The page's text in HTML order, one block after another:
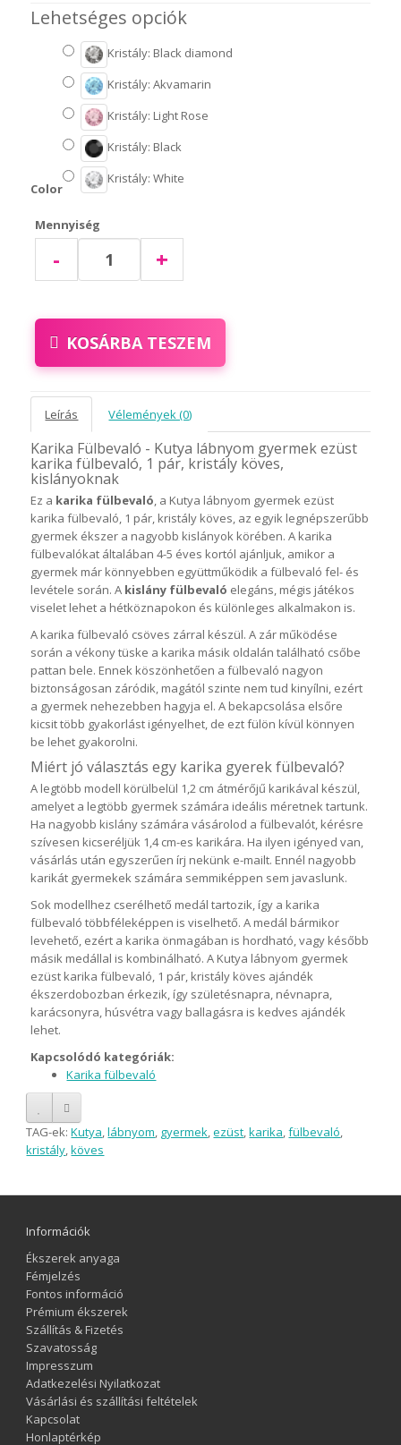
Lehetséges opciók
Color
Kristály: Black diamond
Kristály: Akvamarin
Kristály: Light Rose
Kristály: Black
Kristály: White
Mennyiség
- +
KOSÁRBA TESZEM
Leírás Vélemények (0)
Karika Fülbevaló - Kutya lábnyom gyermek ezüst
karika fülbevaló, 1 pár, kristály köves,
kislányoknak
Ez a karika fülbevaló, a Kutya lábnyom gyermek ezüst
karika fülbevaló, 1 pár, kristály köves, az egyik legnépszerűbb
gyermek ékszer a nagyobb kislányok körében. A karika
fülbevalókat általában 4-5 éves kortól ajánljuk, amikor a
gyermek már könnyebben együttműködik a fülbevaló fel- és
levétele során. A kislány fülbevaló elegáns, mégis játékos
viselet lehet a hétköznapokon és különleges alkalmakon is.
A karika fülbevaló csöves zárral készül. A zár működése
során a vékony tüske a karika másik oldalán található csőbe
pattan bele. Ennek köszönhetően a fülbevaló nagyon
biztonságosan záródik, magától szinte nem tud kinyílni, ezért
a gyermek nehezebben hagyja el. A bekapcsolása elsőre
kicsit több gyakorlást igényelhet, de ezt fülön kívül könnyen
be lehet gyakorolni.
Miért jó választás egy karika gyerek fülbevaló?
A legtöbb modell körülbelül 1,2 cm átmérőjű karikával készül,
amelyet a legtöbb gyermek számára ideális méretnek tartunk.
Ha nagyobb kislány számára vásárolod a fülbevalót, kérésre
szívesen kicseréljük 1,4 cm-es karikára. Ha ilyen igényed van,
vásárlás után egyszerűen írj nekünk e-mailt. Ennél nagyobb
karikát gyermekek számára semmiképpen sem javaslunk.
Sok modellhez cserélhető medál tartozik, így a karika
fülbevaló többféleképpen is viselhető. A medál bármikor
levehető, ezért a karika önmagában is hordható, vagy később
másik medállal is kombinálható. A Kutya lábnyom gyermek
ezüst karika fülbevaló, 1 pár, kristály köves ajándék
ékszerdobozban érkezik, így születésnapra, névnapra,
karácsonyra, húsvétra vagy ballagásra is kedves ajándék
lehet.
Kapcsolódó kategóriák:
Karika fülbevaló
TAG-ek:Kutya,lábnyom, gyermek,ezüst,karika,fülbevaló,
kristály,köves
Információk
Ékszerek anyaga
Fémjelzés
Fontos információ
Prémium ékszerek
Szállítás & Fizetés
Szavatosság
Impresszum
Adatkezelési Nyilatkozat
Vásárlási és szállítási feltételek
Kapcsolat
Honlaptérkép